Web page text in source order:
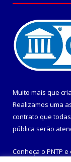
Muito mais que
Realizamos uma
contrato que
pública serão
Conheça o PNTP e